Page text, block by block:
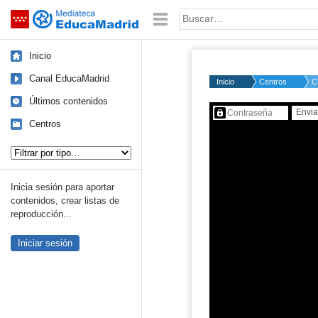
Saltar navegación Palabra o frase:
Inicio
Canal EducaMadrid
Últimos contenidos
Centros
Inicia sesión para aportar
contenidos, crear listas de
reproducción...
Iniciar sesión
Inicio Centros
Contenido protegido…